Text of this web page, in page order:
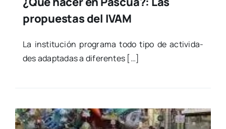
propuestas del IVAM
La ins­ti­tu­ción pro­gra­ma todo tipo de acti­vi­da­
des adap­ta­das a dife­ren­tes […]